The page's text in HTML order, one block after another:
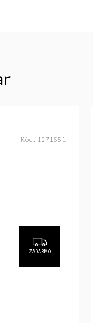
ZADARMO
Kód: 1271651